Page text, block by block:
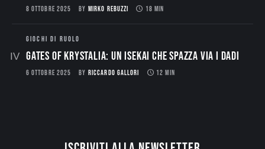
8 OTTOBRE 2025 BY MIRKO REBUZZI 18 MIN
GIOCHI DI RUOLO
Gates of Krystalia: Un Isekai che spazza via i dadi
6 OTTOBRE 2025 BY RICCARDO GALLORI 12 MIN